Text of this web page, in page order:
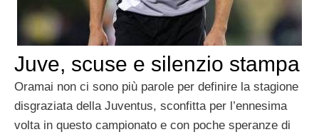
Juve, scuse e silenzio stampa
Oramai non ci sono più parole per definire la stagione
disgraziata della Juventus, sconfitta per l’ennesima
volta in questo campionato e con poche speranze di